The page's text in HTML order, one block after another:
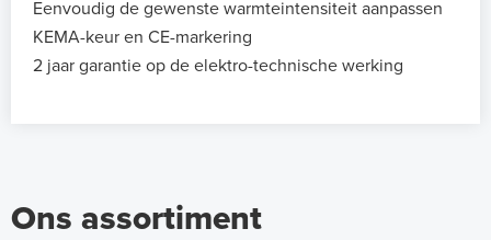
Eenvoudig de gewenste warmteintensiteit aanpassen
KEMA-keur en CE-markering
2 jaar garantie op de elektro-technische werking
Ons assortiment